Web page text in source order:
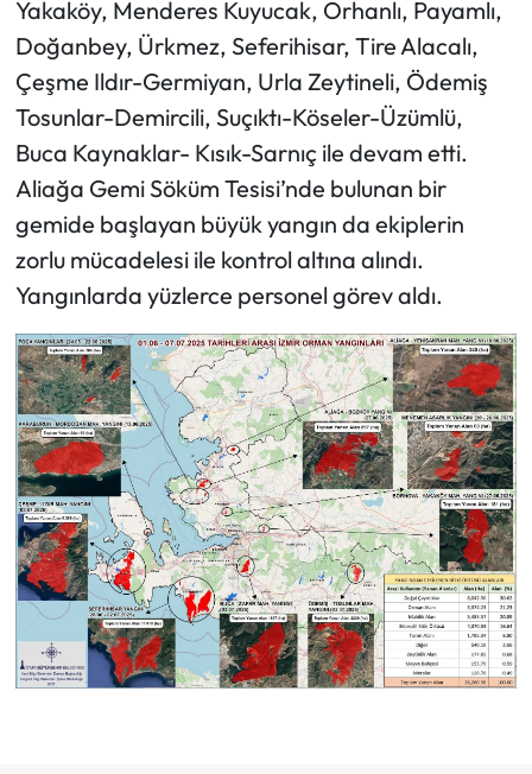
Yakaköy, Menderes Kuyucak, Orhanlı, Payamlı,
Doğanbey, Ürkmez, Seferihisar, Tire Alacalı,
Çeşme Ildır-Germiyan, Urla Zeytineli, Ödemiş
Tosunlar-Demircili, Suçıktı-Köseler-Üzümlü,
Buca Kaynaklar- Kısık-Sarnıç ile devam etti.
Aliağa Gemi Söküm Tesisi’nde bulunan bir
gemide başlayan büyük yangın da ekiplerin
zorlu mücadelesi ile kontrol altına alındı.
Yangınlarda yüzlerce personel görev aldı.